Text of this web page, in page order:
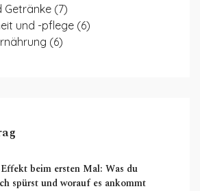
Getränke (7)
und -pflege (6)
(6)
beim ersten Mal: Was du
spürst und worauf es ankommt